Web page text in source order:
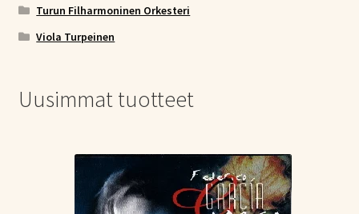
Turun Filharmoninen Orkesteri
Viola Turpeinen
Uusimmat tuotteet